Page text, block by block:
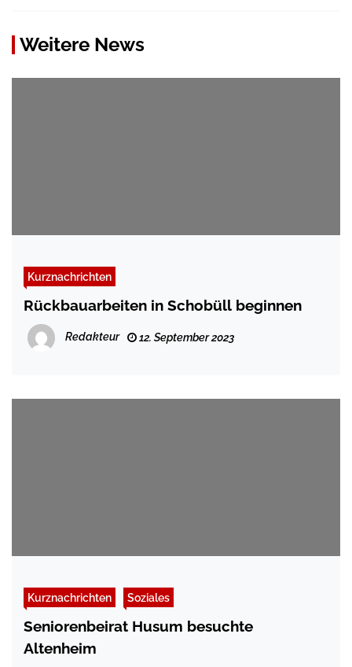
Weitere News
Kurznachrichten
Rückbauarbeiten in Schobüll beginnen
Redakteur 12. September 2023
Kurznachrichten Soziales
Seniorenbeirat Husum besuchte
Altenheim